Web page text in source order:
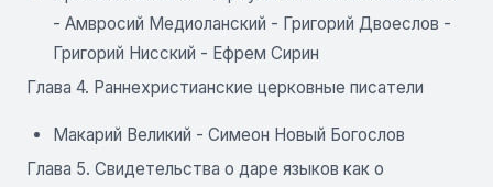
- Амвросий Медиоланский - Григорий Двоеслов -
Григорий Нисский - Ефрем Сирин
Глава 4. Раннехристианские церковные писатели
Макарий Великий - Симеон Новый Богослов
Глава 5. Свидетельства о даре языков как о